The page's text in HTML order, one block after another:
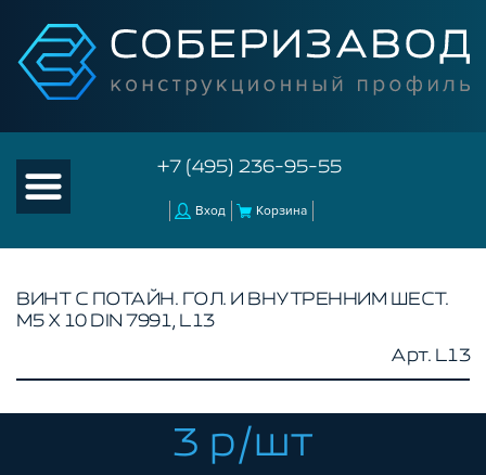
+7 (495) 236-95-55
Вход Корзина
КАТАЛОГ ТОВАРОВ
КОНСТРУКЦИОННЫЙ ПРОФИЛЬ
КОМПЛЕКТУЮЩИЕ К ЧПУ
АКСЕССУАРЫ ДЛЯ V-ПАЗА
ВИНТ С ПОТАЙН. ГОЛ. И ВНУТРЕННИМ ШЕСТ.
М5 Х 10 DIN 7991, L13
Арт. L13
3 р/шт